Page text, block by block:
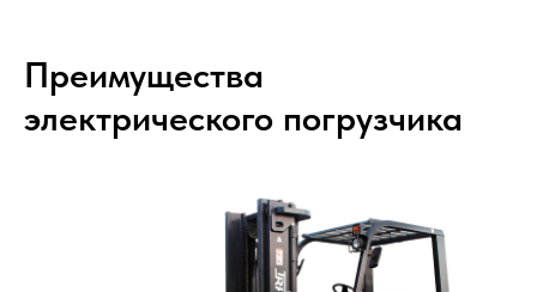
Преимущества
электрического погрузчика